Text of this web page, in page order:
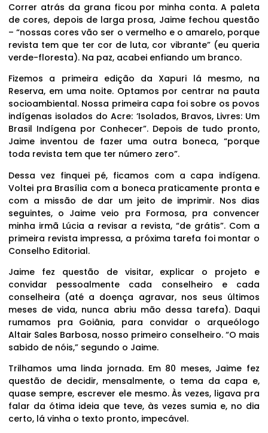
Correr atrás da grana ficou por minha conta. A paleta
de cores, depois de larga prosa, Jaime fechou questão
– “nossas cores vão ser o vermelho e o amarelo, porque
revista tem que ter cor de luta, cor vibrante” (eu queria
verde-floresta). Na paz, acabei enfiando um branco.
Fizemos a primeira edição da Xapuri lá mesmo, na
Reserva, em uma noite. Optamos por centrar na pauta
socioambiental. Nossa primeira capa foi sobre os povos
indígenas isolados do Acre: ‘Isolados, Bravos, Livres: Um
Brasil Indígena por Conhecer”. Depois de tudo pronto,
Jaime inventou de fazer uma outra boneca, “porque
toda revista tem que ter número zero”.
Dessa vez finquei pé, ficamos com a capa indígena.
Voltei pra Brasília com a boneca praticamente pronta e
com a missão de dar um jeito de imprimir. Nos dias
seguintes, o Jaime veio pra Formosa, pra convencer
minha irmã Lúcia a revisar a revista, “de grátis”. Com a
primeira revista impressa, a próxima tarefa foi montar o
Conselho Editorial.
Jaime fez questão de visitar, explicar o projeto e
convidar pessoalmente cada conselheiro e cada
conselheira (até a doença agravar, nos seus últimos
meses de vida, nunca abriu mão dessa tarefa). Daqui
rumamos pra Goiânia, para convidar o arqueólogo
Altair Sales Barbosa, nosso primeiro conselheiro. “O mais
sabido de nóis,” segundo o Jaime.
Trilhamos uma linda jornada. Em 80 meses, Jaime fez
questão de decidir, mensalmente, o tema da capa e,
quase sempre, escrever ele mesmo. Às vezes, ligava pra
falar da ótima ideia que teve, às vezes sumia e, no dia
certo, lá vinha o texto pronto, impecável.